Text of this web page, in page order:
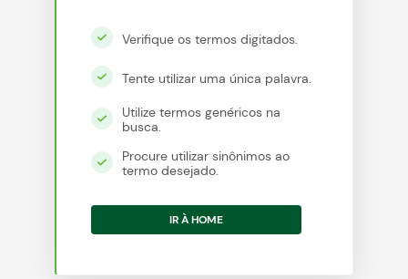
Verifique os termos digitados.
Tente utilizar uma única palavra.
Utilize termos genéricos na
busca.
Procure utilizar sinônimos ao
termo desejado.
IR À HOME